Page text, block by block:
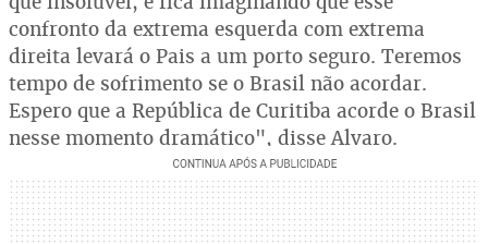
confronto da extrema esquerda com extrema
direita levará o Pais a um porto seguro. Teremos
tempo de sofrimento se o Brasil não acordar.
Espero que a República de Curitiba acorde o Brasil
nesse momento dramático", disse Alvaro.